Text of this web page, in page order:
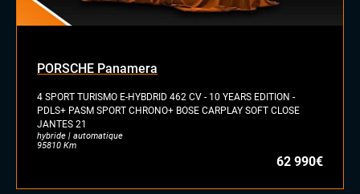
PORSCHE Panamera
4 SPORT TURISMO E-HYBDRID 462 CV - 10 YEARS EDITION -
PDLS+ PASM SPORT CHRONO+ BOSE CARPLAY SOFT CLOSE
JANTES 21
hybride | automatique
95810 Km
62 990€